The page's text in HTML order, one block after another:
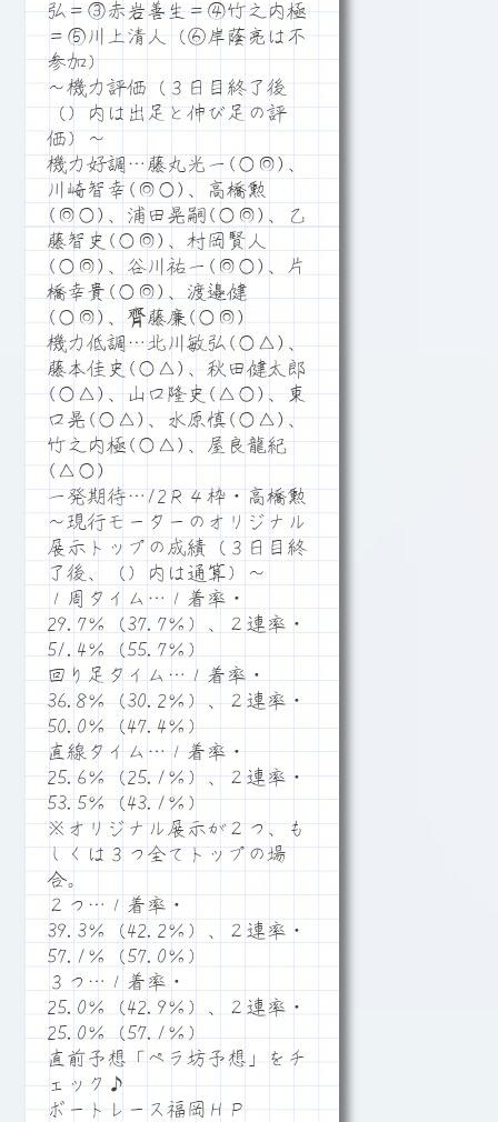
弘＝③赤岩善生＝④竹之内極
＝⑤川上清人（⑥岸蔭亮は不
参加）
～機力評価（３日目終了後
（）内は出足と伸び足の評
価）～
機力好調…藤丸光一(○◎)、
川崎智幸(◎○)、高橋勲
(◎○)、浦田晃嗣(○◎)、乙
藤智史(○◎)、村岡賢人
(○◎)、谷川祐一(◎○)、片
橋幸貴(○◎)、渡邉健
(○◎)、齊藤廉(○◎)
機力低調…北川敏弘(○△)、
藤本佳史(○△)、秋田健太郎
(○△)、山口隆史(△○)、東
口晃(○△)、水原慎(○△)、
竹之内極(○△)、屋良龍紀
(△○)
一発期待…12Ｒ４枠・高橋勲
～現行モーターのオリジナル
展示トップの成績（３日目終
了後、（）内は通算）～
１周タイム…１着率・
29.7％（37.7％）、２連率・
51.4％（55.7％）
回り足タイム…１着率・
36.8％（30.2％）、２連率・
50.0％（47.4％）
直線タイム…１着率・
25.6％（25.1％）、２連率・
53.5％（43.1％）
※オリジナル展示が２つ、も
しくは３つ全てトップの場
合。
２つ…１着率・
39.3％（42.2％）、２連率・
57.1％（57.0％）
３つ…１着率・
25.0％（42.9％）、２連率・
25.0％（57.1％）
直前予想「ペラ坊予想」をチ
ェック♪
ボートレース福岡ＨＰ